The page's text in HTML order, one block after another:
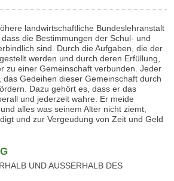
landwirtschaftliche Bundeslehranstalt
die Bestimmungen der Schul- und
sind. Durch die Aufgaben, die der
werden und durch deren Erfüllung,
zu einer Gemeinschaft verbunden. Jeder
das Gedeihen dieser Gemeinschaft durch
Dazu gehört es, dass er das
und jederzeit wahre. Er meide
alles was seinem Alter nicht ziemt,
und zur Vergeudung von Zeit und Geld
UND AUSSERHALB DES